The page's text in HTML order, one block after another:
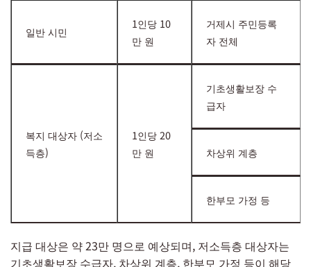
일반 시민
1인당 10
만 원
거제시 주민등록
자 전체
복지 대상자 (저소
득층)
1인당 20
만 원
기초생활보장 수
급자
차상위 계층
한부모 가정 등
지급 대상은 약 23만 명으로 예상되며, 저소득층 대상자는
기초생활보장 수급자, 차상위 계층, 한부모 가정 등이 해당